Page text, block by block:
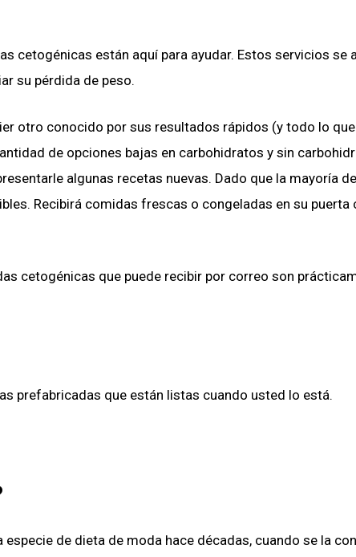
cetogénicas están aquí para ayudar. Estos servicios se
su pérdida de peso.
otro conocido por sus resultados rápidos (y todo lo
de opciones bajas en carbohidratos y sin
algunas recetas nuevas. Dado que la mayoría
Recibirá comidas frescas o congeladas en su puerta
cetogénicas que puede recibir por correo son
prefabricadas que están listas cuando usted lo está.
de dieta de moda hace décadas, cuando se la